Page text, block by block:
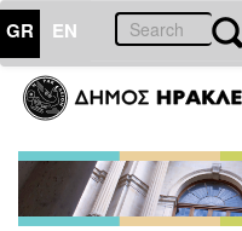
GR EN
ΔΗΜΟΣ
Δελτία
Τύπου
Αρχείο